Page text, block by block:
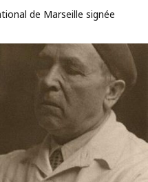
de Marseille signée